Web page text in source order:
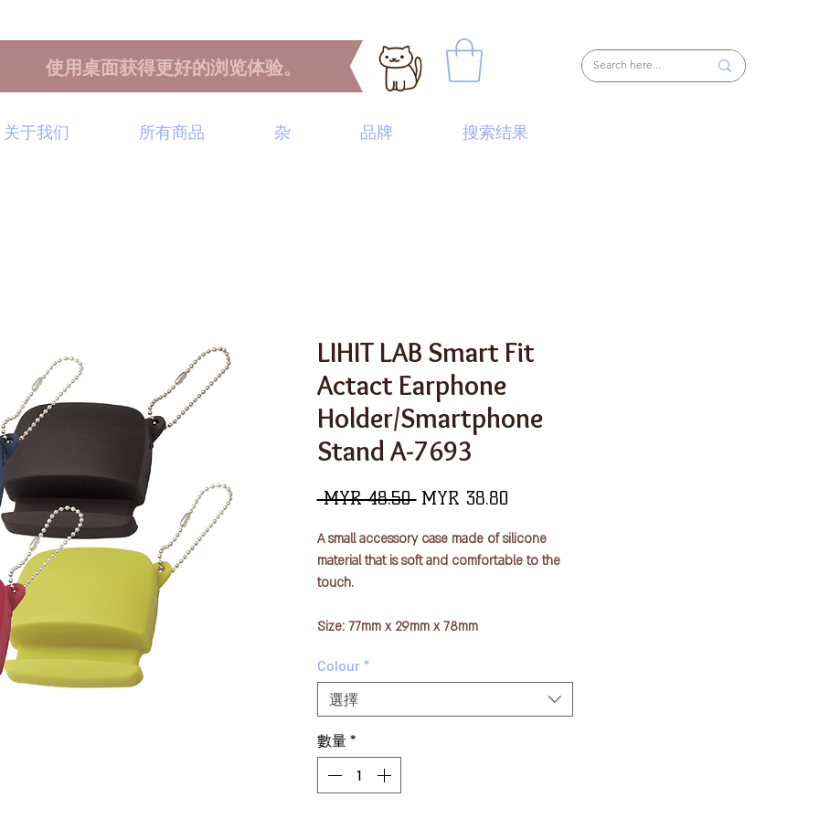
使用桌面获得更好的浏览体验。
关于我们 所有商品 杂 品牌 搜索结果
LIHIT LAB Smart Fit
Actact Earphone
Holder/Smartphone
Stand A-7693
MYR 48.50 一
價
格
MYR 38.80促
價
格
A small accessory case made of silicone
material that is soft and comfortable to the
touch.
Size: 77mm x 29mm x 78mm
A portable earphone holder that doubles as
a smartphone stand.
Colour *
選擇
數量 *